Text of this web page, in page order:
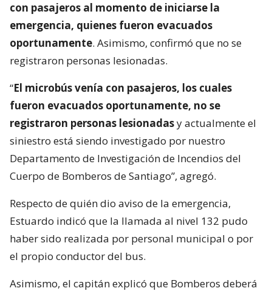
con pasajeros al momento de iniciarse la
emergencia, quienes fueron evacuados
oportunamente. Asimismo, confirmó que no se
registraron personas lesionadas.
“El microbús venía con pasajeros, los cuales
fueron evacuados oportunamente, no se
registraron personas lesionadasy actualmente el
siniestro está siendo investigado por nuestro
Departamento de Investigación de Incendios del
Cuerpo de Bomberos de Santiago”, agregó.
Respecto de quién dio aviso de la emergencia,
Estuardo indicó que la llamada al nivel 132 pudo
haber sido realizada por personal municipal o por
el propio conductor del bus.
Asimismo, el capitán explicó que Bomberos deberá